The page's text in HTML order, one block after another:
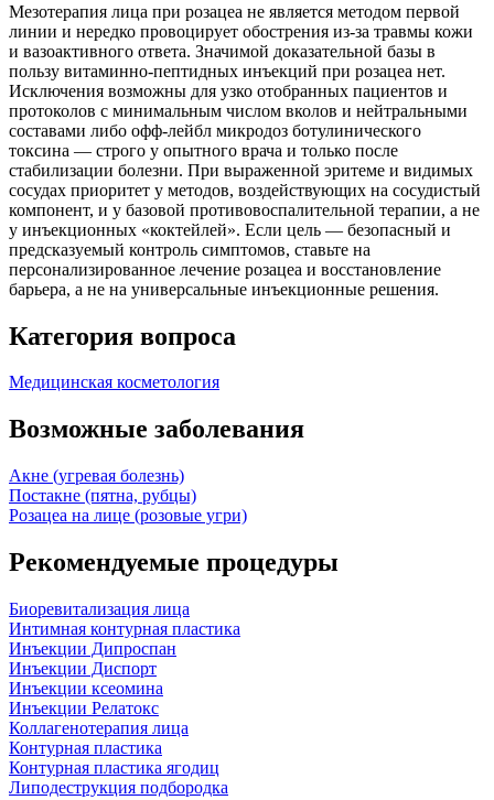
Мезотерапия лица при розацеа не является методом первой
линии и нередко провоцирует обострения из‑за травмы кожи
и вазоактивного ответа. Значимой доказательной базы в
пользу витаминно‑пептидных инъекций при розацеа нет.
Исключения возможны для узко отобранных пациентов и
протоколов с минимальным числом вколов и нейтральными
составами либо офф‑лейбл микродоз ботулинического
токсина — строго у опытного врача и только после
стабилизации болезни. При выраженной эритеме и видимых
сосудах приоритет у методов, воздействующих на сосудистый
компонент, и у базовой противовоспалительной терапии, а не
у инъекционных «коктейлей». Если цель — безопасный и
предсказуемый контроль симптомов, ставьте на
персонализированное лечение розацеа и восстановление
барьера, а не на универсальные инъекционные решения.
Категория вопроса
Медицинская косметология
Возможные заболевания
Акне (угревая болезнь)
Постакне (пятна, рубцы)
Розацеа на лице (розовые угри)
Рекомендуемые процедуры
Биоревитализация лица
Интимная контурная пластика
Инъекции Дипроспан
Инъекции Диспорт
Инъекции ксеомина
Инъекции Релатокс
Коллагенотерапия лица
Контурная пластика
Контурная пластика ягодиц
Липодеструкция подбородка